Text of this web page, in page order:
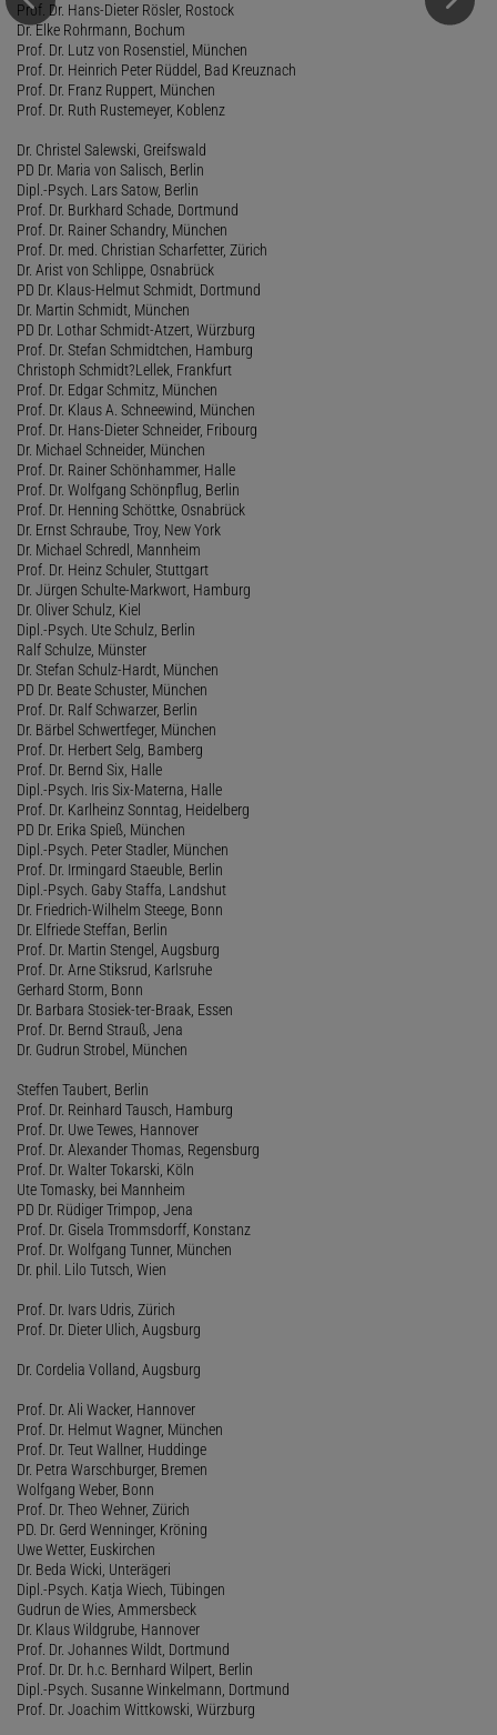
Prof. Dr. Hans-Dieter Rösler, Rostock
Dr. Elke Rohrmann, Bochum
Prof. Dr. Lutz von Rosenstiel, München
Prof. Dr. Heinrich Peter Rüddel, Bad Kreuznach
Prof. Dr. Franz Ruppert, München
Prof. Dr. Ruth Rustemeyer, Koblenz
Dr. Christel Salewski, Greifswald
PD Dr. Maria von Salisch, Berlin
Dipl.-Psych. Lars Satow, Berlin
Prof. Dr. Burkhard Schade, Dortmund
Prof. Dr. Rainer Schandry, München
Prof. Dr. med. Christian Scharfetter, Zürich
Dr. Arist von Schlippe, Osnabrück
PD Dr. Klaus-Helmut Schmidt, Dortmund
Dr. Martin Schmidt, München
PD Dr. Lothar Schmidt-Atzert, Würzburg
Prof. Dr. Stefan Schmidtchen, Hamburg
Christoph Schmidt?Lellek, Frankfurt
Prof. Dr. Edgar Schmitz, München
Prof. Dr. Klaus A. Schneewind, München
Prof. Dr. Hans-Dieter Schneider, Fribourg
Dr. Michael Schneider, München
Prof. Dr. Rainer Schönhammer, Halle
Prof. Dr. Wolfgang Schönpflug, Berlin
Prof. Dr. Henning Schöttke, Osnabrück
Dr. Ernst Schraube, Troy, New York
Dr. Michael Schredl, Mannheim
Prof. Dr. Heinz Schuler, Stuttgart
Dr. Jürgen Schulte-Markwort, Hamburg
Dr. Oliver Schulz, Kiel
Dipl.-Psych. Ute Schulz, Berlin
Ralf Schulze, Münster
Dr. Stefan Schulz-Hardt, München
PD Dr. Beate Schuster, München
Prof. Dr. Ralf Schwarzer, Berlin
Dr. Bärbel Schwertfeger, München
Prof. Dr. Herbert Selg, Bamberg
Prof. Dr. Bernd Six, Halle
Dipl.-Psych. Iris Six-Materna, Halle
Prof. Dr. Karlheinz Sonntag, Heidelberg
PD Dr. Erika Spieß, München
Dipl.-Psych. Peter Stadler, München
Prof. Dr. Irmingard Staeuble, Berlin
Dipl.-Psych. Gaby Staffa, Landshut
Dr. Friedrich-Wilhelm Steege, Bonn
Dr. Elfriede Steffan, Berlin
Prof. Dr. Martin Stengel, Augsburg
Prof. Dr. Arne Stiksrud, Karlsruhe
Gerhard Storm, Bonn
Dr. Barbara Stosiek-ter-Braak, Essen
Prof. Dr. Bernd Strauß, Jena
Dr. Gudrun Strobel, München
Steffen Taubert, Berlin
Prof. Dr. Reinhard Tausch, Hamburg
Prof. Dr. Uwe Tewes, Hannover
Prof. Dr. Alexander Thomas, Regensburg
Prof. Dr. Walter Tokarski, Köln
Ute Tomasky, bei Mannheim
PD Dr. Rüdiger Trimpop, Jena
Prof. Dr. Gisela Trommsdorff, Konstanz
Prof. Dr. Wolfgang Tunner, München
Dr. phil. Lilo Tutsch, Wien
Prof. Dr. Ivars Udris, Zürich
Prof. Dr. Dieter Ulich, Augsburg
Dr. Cordelia Volland, Augsburg
Prof. Dr. Ali Wacker, Hannover
Prof. Dr. Helmut Wagner, München
Prof. Dr. Teut Wallner, Huddinge
Dr. Petra Warschburger, Bremen
Wolfgang Weber, Bonn
Prof. Dr. Theo Wehner, Zürich
PD. Dr. Gerd Wenninger, Kröning
Uwe Wetter, Euskirchen
Dr. Beda Wicki, Unterägeri
Dipl.-Psych. Katja Wiech, Tübingen
Gudrun de Wies, Ammersbeck
Dr. Klaus Wildgrube, Hannover
Prof. Dr. Johannes Wildt, Dortmund
Prof. Dr. Dr. h.c. Bernhard Wilpert, Berlin
Dipl.-Psych. Susanne Winkelmann, Dortmund
Prof. Dr. Joachim Wittkowski, Würzburg